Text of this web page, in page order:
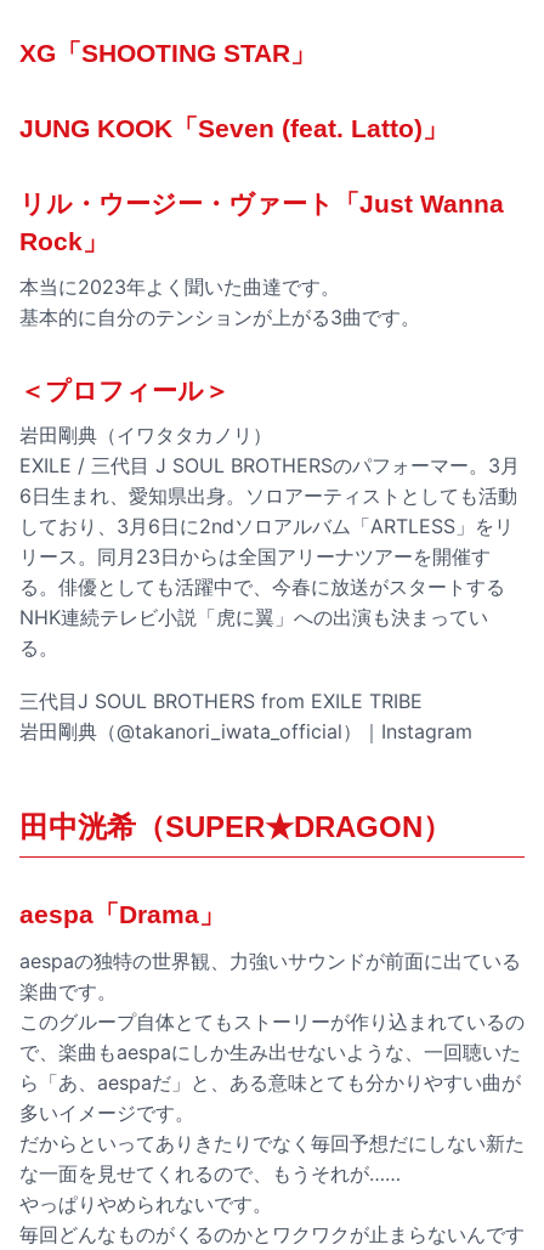
XG「SHOOTING STAR」
JUNG KOOK「Seven (feat. Latto)」
リル・ウージー・ヴァート「Just Wanna
Rock」
本当に2023年よく聞いた曲達です。
基本的に自分のテンションが上がる3曲です。
＜プロフィール＞
岩田剛典（イワタタカノリ）
EXILE / 三代目 J SOUL BROTHERSのパフォーマー。3月
6日生まれ、愛知県出身。ソロアーティストとしても活動
しており、3月6日に2ndソロアルバム「ARTLESS」をリ
リース。同月23日からは全国アリーナツアーを開催す
る。俳優としても活躍中で、今春に放送がスタートする
NHK連続テレビ小説「虎に翼」への出演も決まってい
る。
三代目J SOUL BROTHERS from EXILE TRIBE
岩田剛典（@takanori_iwata_official）｜Instagram
田中洸希（SUPER★DRAGON）
aespa「Drama」
aespaの独特の世界観、力強いサウンドが前面に出ている
楽曲です。
このグループ自体とてもストーリーが作り込まれているの
で、楽曲もaespaにしか生み出せないような、一回聴いた
ら「あ、aespaだ」と、ある意味とても分かりやすい曲が
多いイメージです。
だからといってありきたりでなく毎回予想だにしない新た
な一面を見せてくれるので、もうそれが……
やっぱりやめられないです。
毎回どんなものがくるのかとワクワクが止まらないんです